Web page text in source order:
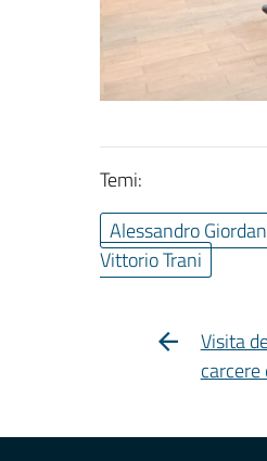
Temi:
Alessandro
Vittorio Trani
Visita
carcere